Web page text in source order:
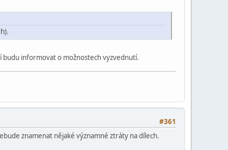
budu informovat o možnostech vyzvednutí.
#361
znamenat nějaké významné ztráty na dílech.